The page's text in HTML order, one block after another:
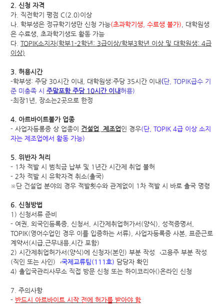
2. 신청 자격
가. 직전학기 평점 C(2.0)이상
나. 학부생은 정규학기생만 신청 가능(초과학기생 수료생 불가)
대학원생
은 수료생 초과학기생도 활동 가능
다. TOPIK소지자(학부1-2학년: 3급이상/학부3학년 이상 및 대학원생: 4급
이상)
3. 허용시간
-학부생: 주당 30시간 이내 대학원생:주당 35시간 이내 (단, TOPIK급수 기
준 미충족 시 주말포함 주당 10시간 이내허용)
-최장1 년 장소는2곳으로 한정
4. 아르바이트불가 업종
- 사업자등롱증 상 업종이 건설업 제조업인 경우(단, TOPIK 4급 이상 소지
자는 제조업에서 활동 가능)
5. 위반자 처리
- 1 차 적발 시 범칙금 납부 및 1 년간 시간제 취업 불허
- 2차 적발 시 유학자격 취소(출국)
※단 건설업 분야의 경우 적발횟수와 관계없이 1 차 적발 시 바로 출국 명령
6. 신청방법
1) 신청서류 준비
- 여권 외국인등록증, 신청서 시간제취업허가서 (양식), 성적증명서
TOPIK(영어수업인 경우 이를 입증하는 서류), 사업자등록증 사본, 표준근로
계약서 (시급, 근무내용, 시간 포함)
2) 시간제취업허가서 (양식)에 신청자(본인) 부분 작성 →고용주 부분 작성
(직인 또는 사인) →국제교류팀(111 호) 담당자 확인
4) 출입국관리사무소 직접 방문 신청 또는 하이코리아()온라인 신청
7. 주의사항
- 반드시 아르바이트 시작 전에 허가를 받아야 함